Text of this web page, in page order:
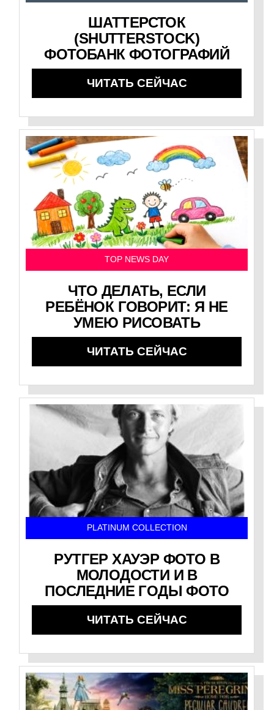
ШАТТЕРСТОК
(SHUTTERSTOCK)
ФОТОБАНК ФОТОГРАФИЙ
ЧИТАТЬ СЕЙЧАС
TOP NEWS DAY
ЧТО ДЕЛАТЬ, ЕСЛИ
РЕБЁНОК ГОВОРИТ: Я НЕ
УМЕЮ РИСОВАТЬ
ЧИТАТЬ СЕЙЧАС
PLATINUM COLLECTION
РУТГЕР ХАУЭР ФОТО В
МОЛОДОСТИ И В
ПОСЛЕДНИЕ ГОДЫ ФОТО
ЧИТАТЬ СЕЙЧАС